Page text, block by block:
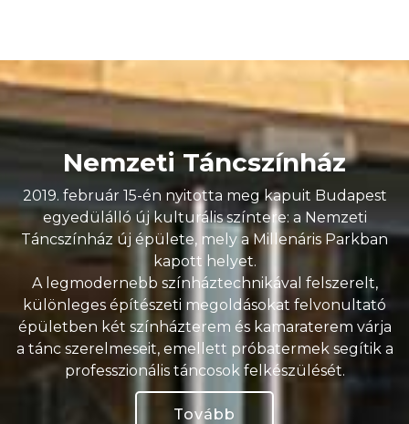
Nemzeti Táncszínház
2019. február 15-én nyitotta meg kapuit Budapest
egyedülálló új kulturális színtere: a Nemzeti
Táncszínház új épülete, mely a Millenáris Parkban
kapott helyet.
A legmodernebb színháztechnikával felszerelt,
különleges építészeti megoldásokat felvonultató
épületben két színházterem és kamaraterem várja
a tánc szerelmeseit, emellett próbatermek segítik a
professzionális táncosok felkészülését.
Tovább